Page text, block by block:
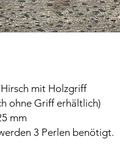
mit Holzgriff
ohne Griff erhältlich)
mm
3 Perlen benötigt.